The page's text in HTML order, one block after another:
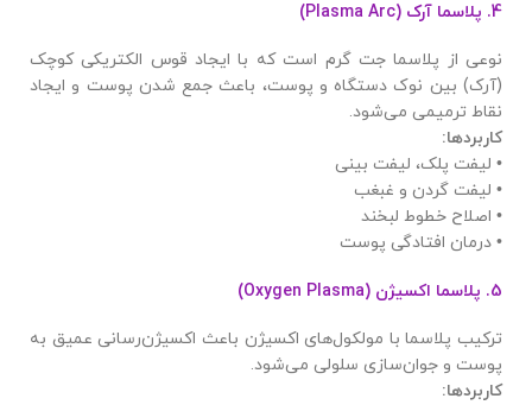
4. پلاسما آرک (Plasma Arc)
نوعی از پلاسما جت گرم است که با ایجاد قوس الکتریکی کوچک
(آرک) بین نوک دستگاه و پوست، باعث جمع شدن پوست و ایجاد
نقاط ترمیمی می‌شود.
کاربردها:
• لیفت پلک، لیفت بینی
• لیفت گردن و غبغب
• اصلاح خطوط لبخند
• درمان افتادگی پوست
5. پلاسما اکسیژن (Oxygen Plasma)
ترکیب پلاسما با مولکول‌های اکسیژن باعث اکسیژن‌رسانی عمیق به
پوست و جوان‌سازی سلولی می‌شود.
کاربردها: